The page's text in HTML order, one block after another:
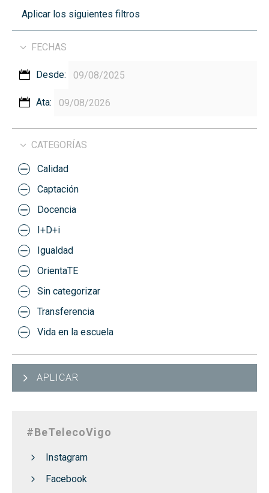
Aplicar los siguientes filtros
FECHAS
Desde:
Ata:
CATEGORÍAS
Calidad
Captación
Docencia
I+D+i
Igualdad
OrientaTE
Sin categorizar
Transferencia
Vida en la escuela
APLICAR
#BeTelecoVigo
Instagram
Facebook